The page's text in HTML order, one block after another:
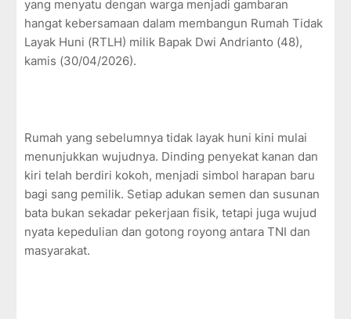
yang menyatu dengan warga menjadi gambaran
hangat kebersamaan dalam membangun Rumah Tidak
Layak Huni (RTLH) milik Bapak Dwi Andrianto (48),
kamis (30/04/2026).
Rumah yang sebelumnya tidak layak huni kini mulai
menunjukkan wujudnya. Dinding penyekat kanan dan
kiri telah berdiri kokoh, menjadi simbol harapan baru
bagi sang pemilik. Setiap adukan semen dan susunan
bata bukan sekadar pekerjaan fisik, tetapi juga wujud
nyata kepedulian dan gotong royong antara TNI dan
masyarakat.